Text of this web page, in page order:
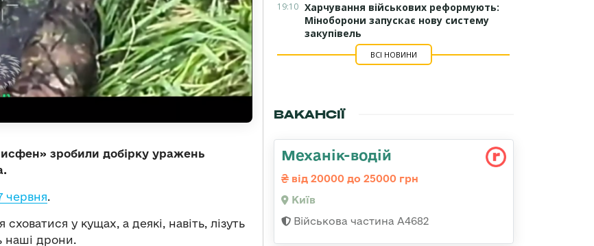
зробили добірку уражень
червня.
у кущах, а деякі, навіть, лізуть
наші дрони.
19:10 Харчування військових реформують:
Міноборони запускає нову систему
закупівель
ВСІ НОВИНИ
ВАКАНСІЇ
Механік-водій
від 20000 до 25000 грн
Київ
Військова частина А4682